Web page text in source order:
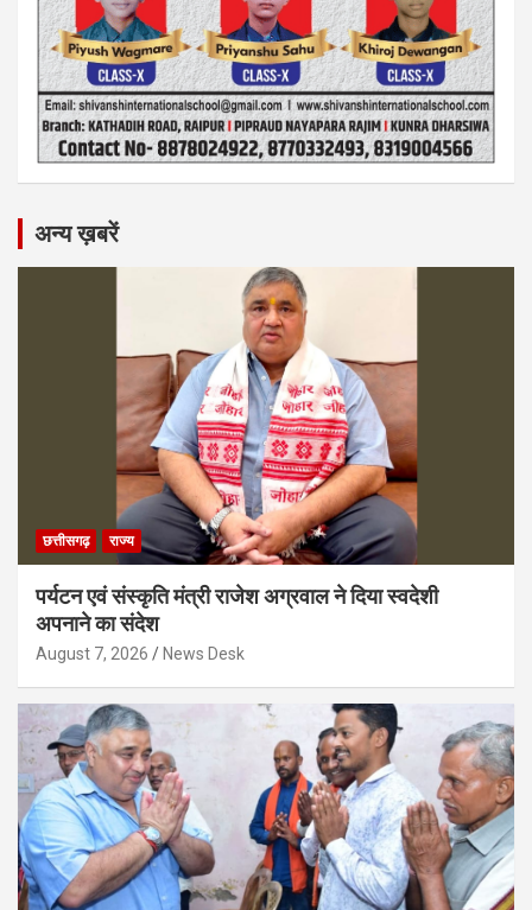
अन्य ख़बरें
छत्तीसगढ़ राज्य
पर्यटन एवं संस्कृति मंत्री राजेश अग्रवाल ने दिया स्वदेशी
अपनाने का संदेश
August 7, 2026 News Desk